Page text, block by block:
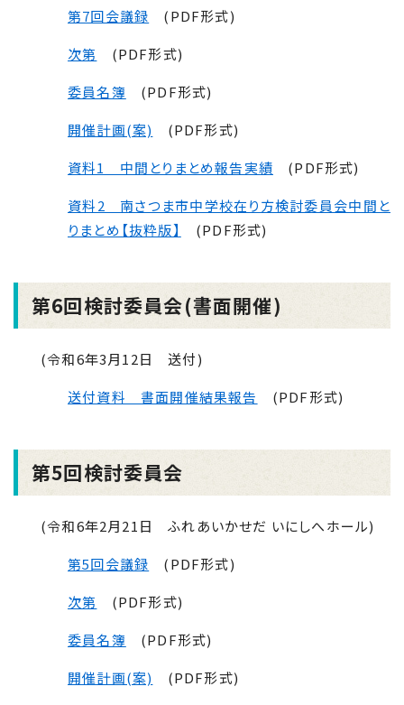
第7回会議録 (PDF形式)
次第
(PDF形式)
委員名簿 (PDF形式)
開催計画(案)
(PDF形式)
資料1 中間とりまとめ報告実績 (PDF形式)
資料2 南さつま市中学校在り方検討委員会中間と
りまとめ【抜粋版】
(PDF形式)
第6回検討委員会(書面開催)
(令和6年3月12日 送付)
送付資料 書面開催結果報告
(PDF形式)
第5回検討委員会
(令和6年2月21 日 ふれあいかせだ いにしへホール)
第5回会議録 (PDF形式)
次第
(PDF形式)
委員名簿 (PDF形式)
開催計画(案)
(PDF形式)